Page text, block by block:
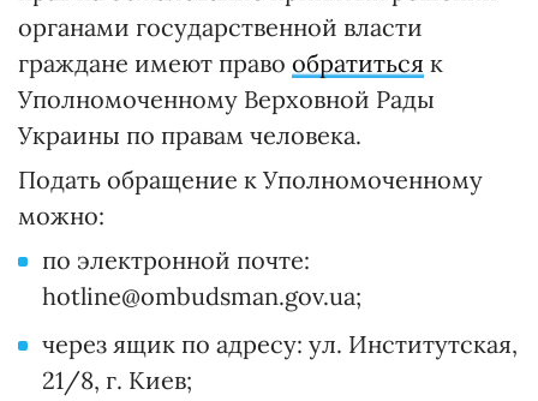
органами государственной власти
граждане имеют право обратиться к
Уполномоченному Верховной Рады
Украины по правам человека.
Подать обращение к Уполномоченному
можно:
по электронной почте:
hotline@ombudsman.gov.ua;
через ящик по адресу: ул. Институтская,
21/8, г. Киев;